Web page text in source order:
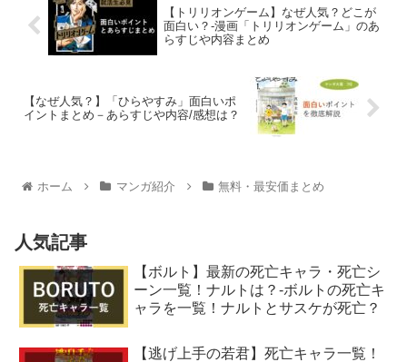
【トリリオンゲーム】なぜ人気？どこが
面白い？-漫画「トリリオンゲーム」のあ
らすじや内容まとめ
【なぜ人気？】「ひらやすみ」面白いポ
イントまとめ－あらすじや内容/感想は？
ホーム マンガ紹介 無料・最安価まとめ
人気記事
【ボルト】最新の死亡キャラ・死亡シ
ーン一覧！ナルトは？-ボルトの死亡キ
ャラを一覧！ナルトとサスケが死亡？
【逃げ上手の若君】死亡キャラ一覧！